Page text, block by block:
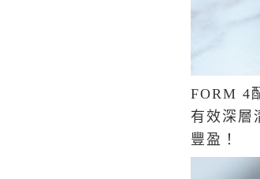
FORM 4
有效深層
豐盈！